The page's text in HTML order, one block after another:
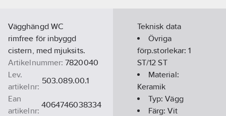
Vägghängd WC
rimfree för inbyggd
cistern, med mjuksits.
Artikelnummer: 7820040
Lev.
artikelnr:
503.089.00.1
Ean
artikelnr:
4064746038334
Teknisk data
Övriga
förp.storlekar:1
ST/12 ST
Material:
Keramik
Typ:Vägg
Färg:Vit